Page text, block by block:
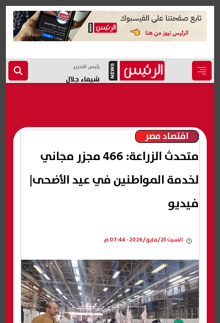
رئيس التحرير
شيماء جلال
اقتصاد مصر
متحدث الزراعة: 466 مجزر مجاني
لخدمة المواطنين في عيد الأضحى|
فيديو
السبت 23/مايو/2026 - 07:44 م